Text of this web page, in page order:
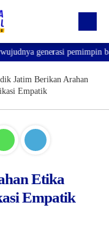
generasi pemimpin
Jatim Berikan Arahan
Empatik
Etika
Empatik